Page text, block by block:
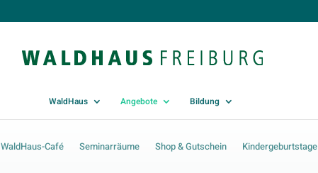
WaldHaus Angebote Bildung
WaldHaus-Café Seminarräume Shop & Gutschein Kindergeburtstage